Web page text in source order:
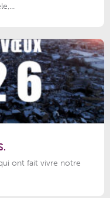
ont fait vivre notre